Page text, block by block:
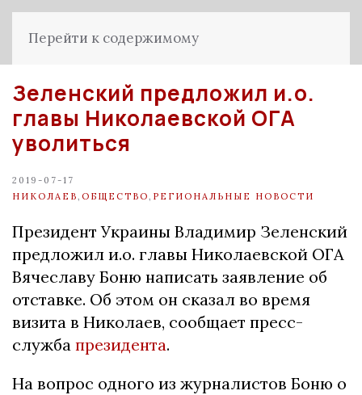
Перейти к содержимому
Зеленский предложил и.о.
главы Николаевской ОГА
уволиться
2019-07-17
НИКОЛАЕВ ОБЩЕСТВО РЕГИОНАЛЬНЫЕ НОВОСТИ
Президент Украины Владимир Зеленский
предложил и.о. главы Николаевской ОГА
Вячеславу Боню написать заявление об
отставке. Об этом он сказал во время
визита в Николаев, сообщает пресс-
служба президента.
На вопрос одного из журналистов Боню о